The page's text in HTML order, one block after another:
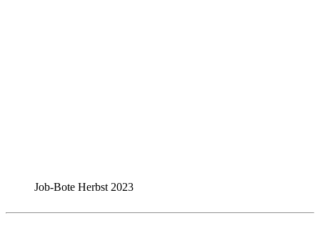
Job-Bote Herbst 2023